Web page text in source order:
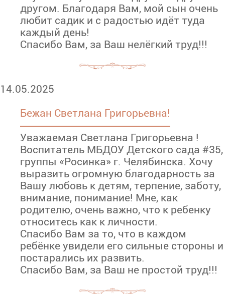
другом. Благодаря Вам, мой сын очень
любит садик и с радостью идёт туда
каждый день!
Спасибо Вам, за Ваш нелёгкий труд!!!
14.05.2025
Бежан Светлана Григорьевна!
Уважаемая Светлана Григорьевна !
Воспитатель МБДОУ Детского сада #35,
группы «Росинка» г. Челябинска. Хочу
выразить огромную благодарность за
Вашу любовь к детям, терпение, заботу,
внимание, понимание! Мне, как
родителю, очень важно, что к ребенку
относитесь как к личности.
Спасибо Вам за то, что в каждом
ребёнке увидели его сильные стороны и
постарались их развить.
Спасибо Вам, за Ваш не простой труд!!!